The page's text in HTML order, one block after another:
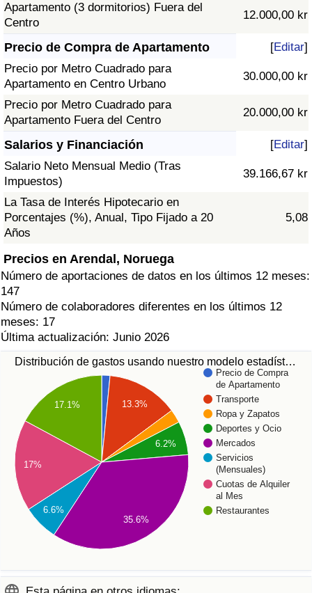
Apartamento (3 dormitorios) Fuera del
Centro
12.000,00 kr
Precio de Compra de Apartamento [Editar]
Precio por Metro Cuadrado para
Apartamento en Centro Urbano
30.000,00 kr
Precio por Metro Cuadrado para
Apartamento Fuera del Centro
20.000,00 kr
Salarios y Financiación [Editar]
Salario Neto Mensual Medio (Tras
Impuestos)
39.166,67 kr
La Tasa de Interés Hipotecario en
Porcentajes (%), Anual, Tipo Fijado a 20
Años
5,08
Precios en Arendal, Noruega
Número de aportaciones de datos en los últimos 12 meses:
147
Número de colaboradores diferentes en los últimos 12
meses: 17
Última actualización: Junio 2026
Distribución de gastos usando nuestro modelo estadíst…
Precio de Compra
de Apartamento
Transporte
Ropa y Zapatos
Deportes y Ocio
Mercados
Servicios
(Mensuales)
Cuotas de Alquiler
al Mes
Restaurantes
13.3%
6.2%
17.1%
17%
6.6%
35.6%